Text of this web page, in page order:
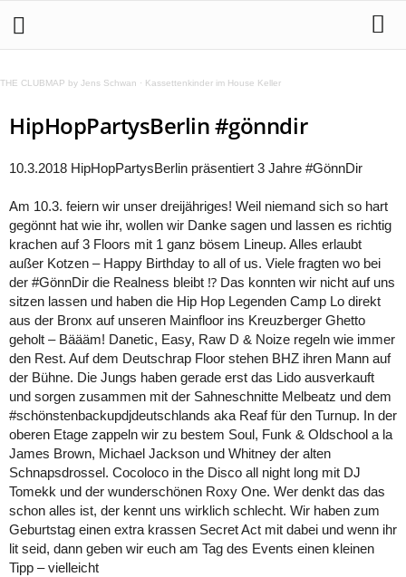
THE CLUBMAP by Jens Schwan · Kassettenkinder im House Keller
HipHopPartysBerlin #gönndir
10.3.2018 HipHopPartysBerlin präsentiert 3 Jahre #GönnDir
Am 10.3. feiern wir unser dreijähriges! Weil niemand sich so hart
gegönnt hat wie ihr, wollen wir Danke sagen und lassen es richtig
krachen auf 3 Floors mit 1 ganz bösem Lineup. Alles erlaubt
außer Kotzen – Happy Birthday to all of us. Viele fragten wo bei
der #GönnDir die Realness bleibt ⁉ Das konnten wir nicht auf uns
sitzen lassen und haben die Hip Hop Legenden Camp Lo direkt
aus der Bronx auf unseren Mainfloor ins Kreuzberger Ghetto
geholt – Bäääm! Danetic, Easy, Raw D & Noize regeln wie immer
den Rest. Auf dem Deutschrap Floor stehen BHZ ihren Mann auf
der Bühne. Die Jungs haben gerade erst das Lido ausverkauft
und sorgen zusammen mit der Sahneschnitte Melbeatz und dem
#schönstenbackupdjdeutschlands aka Reaf für den Turnup. In der
oberen Etage zappeln wir zu bestem Soul, Funk & Oldschool a la
James Brown, Michael Jackson und Whitney der alten
Schnapsdrossel. Cocoloco in the Disco all night long mit DJ
Tomekk und der wunderschönen Roxy One. Wer denkt das das
schon alles ist, der kennt uns wirklich schlecht. Wir haben zum
Geburtstag einen extra krassen Secret Act mit dabei und wenn ihr
lit seid, dann geben wir euch am Tag des Events einen kleinen
Tipp – vielleicht